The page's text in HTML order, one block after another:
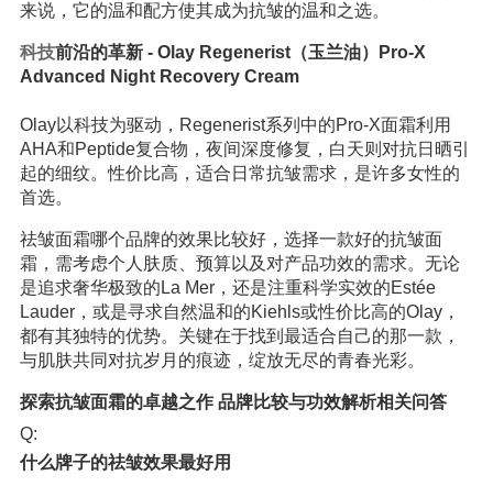
来说，它的温和配方使其成为抗皱的温和之选。
科技前沿的革新 - Olay Regenerist（玉兰油）Pro-X
Advanced Night Recovery Cream
Olay以科技为驱动，Regenerist系列中的Pro-X面霜利用
AHA和Peptide复合物，夜间深度修复，白天则对抗日晒引
起的细纹。性价比高，适合日常抗皱需求，是许多女性的
首选。
祛皱面霜哪个品牌的效果比较好，选择一款好的抗皱面
霜，需考虑个人肤质、预算以及对产品功效的需求。无论
是追求奢华极致的La Mer，还是注重科学实效的Estée
Lauder，或是寻求自然温和的Kiehls或性价比高的Olay，
都有其独特的优势。关键在于找到最适合自己的那一款，
与肌肤共同对抗岁月的痕迹，绽放无尽的青春光彩。
探索抗皱面霜的卓越之作 品牌比较与功效解析相关问答
Q:
什么牌子的祛皱效果最好用